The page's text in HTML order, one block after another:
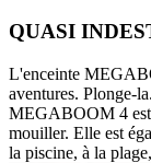
QUASI
L'enceinte
aventures. Plonge-
MEGABOOM 4 est
mouiller. Elle est
la piscine, à la